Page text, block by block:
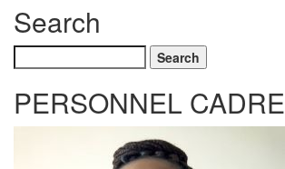
Search
PERSONNEL CADRE